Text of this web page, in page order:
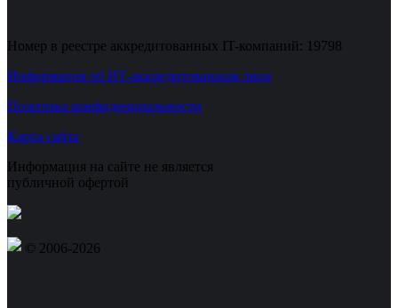
Номер в реестре аккредитованных IT-компаний: 19798
Информация об ИТ-аккредитованном лице
Политика конфиденциальности
Карта сайта
Информация на сайте не является
публичной офертой
© 2006-2026